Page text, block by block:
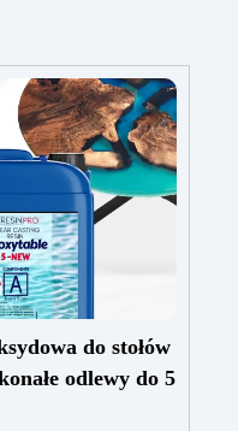
do stołów
odlewy do 5